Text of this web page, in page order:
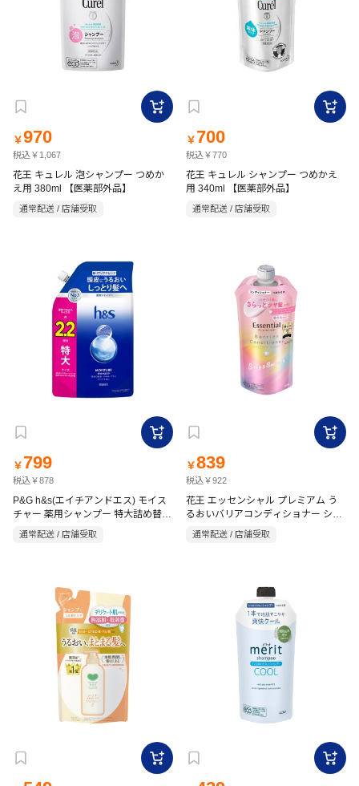
￥970
税込￥1,067
花王 キュレル 泡シャンプー つめか
え用 380ml 【医薬部外品】
通常配送 / 店舗受取
￥ 700
税込￥770
花王 キュレル シャンプー つめかえ
用 340ml 【医薬部外品】
通常配送 / 店舗受取
￥ 799
税込￥878
P&G h&s(エイチアンドエス) モイス
チャー 薬用シャンプー 特大詰め替え
通常配送 / 店舗受取
￥839
税込￥922
花王 エッセンシャル プレミアム う
るおいバリアコンディショナー シル
キー＆スムース つめかえ用 340mL
ときめく ホワイトピーチ＆ムスクの
通常配送 / 店舗受取